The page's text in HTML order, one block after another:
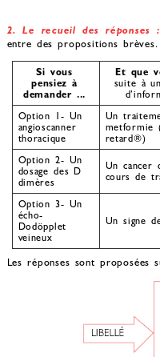
2. Le recueil des réponses :
entre des propositions brèves.
Si vous
pensiez à
demander ...
Et que
suite à
Option 1- Un
angioscanner
thoracique
Un
metformie
retard®)
Option 2- Un
dosage des D
dimères
Un cancer
cours de
Option 3- Un
écho-
Dodöpplet
veineux
Un signe
Les réponses sont proposées